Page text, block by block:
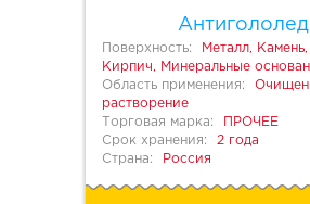
Антигололед
Поверхность:
Металл,
Кирпич, Минеральные
Область применения:
растворение
Торговая марка:
ПРОЧЕЕ
Срок хранения:
2 года
Страна:
Россия